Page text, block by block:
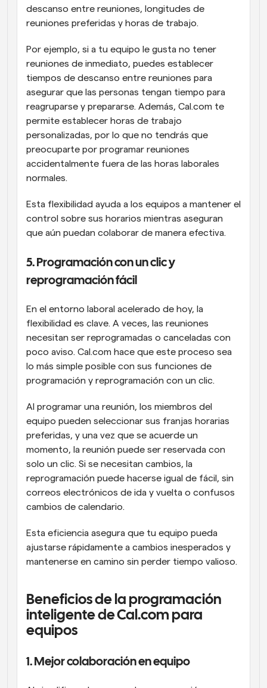
descanso entre reuniones, longitudes de
reuniones preferidas y horas de trabajo.
Por ejemplo, si a tu equipo le gusta no tener
reuniones de inmediato, puedes establecer
tiempos de descanso entre reuniones para
asegurar que las personas tengan tiempo para
reagruparse y prepararse. Además, Cal.com te
permite establecer horas de trabajo
personalizadas, por lo que no tendrás que
preocuparte por programar reuniones
accidentalmente fuera de las horas laborales
normales.
Esta flexibilidad ayuda a los equipos a mantener el
control sobre sus horarios mientras aseguran
que aún puedan colaborar de manera efectiva.
5. Programación con un clic y
reprogramación fácil
En el entorno laboral acelerado de hoy, la
flexibilidad es clave. A veces, las reuniones
necesitan ser reprogramadas o canceladas con
poco aviso. Cal.com hace que este proceso sea
lo más simple posible con sus funciones de
programación y reprogramación con un clic.
Al programar una reunión, los miembros del
equipo pueden seleccionar sus franjas horarias
preferidas, y una vez que se acuerde un
momento, la reunión puede ser reservada con
solo un clic. Si se necesitan cambios, la
reprogramación puede hacerse igual de fácil, sin
correos electrónicos de ida y vuelta o confusos
cambios de calendario.
Esta eficiencia asegura que tu equipo pueda
ajustarse rápidamente a cambios inesperados y
mantenerse en camino sin perder tiempo valioso.
Beneficios de la programación
inteligente de Cal.com para
equipos
1. Mejor colaboración en equipo